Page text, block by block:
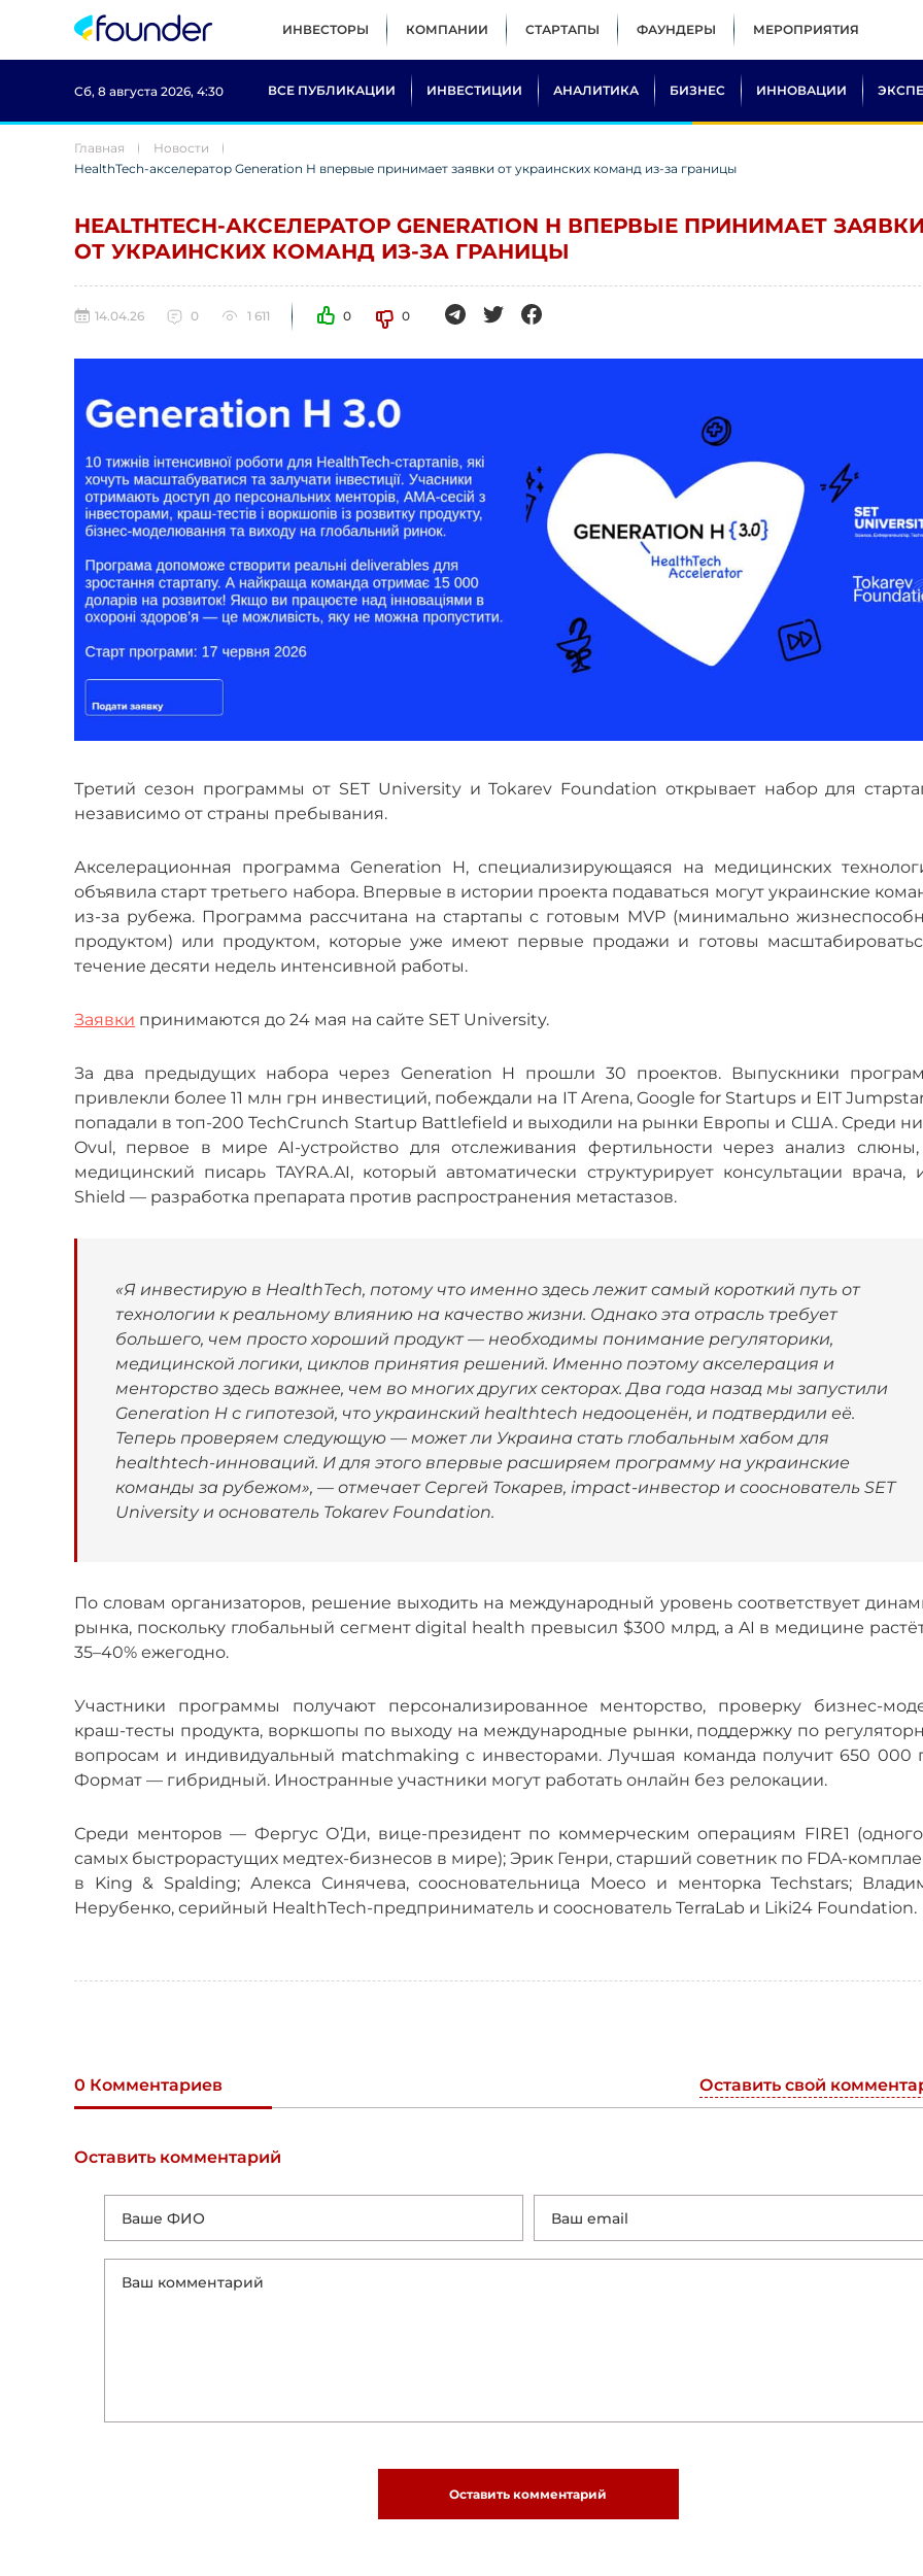
ИНВЕСТОРЫ КОМПАНИИ СТАРТАПЫ ФАУНДЕРЫ МЕРОПРИЯТИЯ
Сб, 8 августа 2026, 4:30 ВСЕ ПУБЛИКАЦИИ ИНВЕСТИЦИИ АНАЛИТИКА БИЗНЕС ИННОВАЦИИ
Главная
Новости
HealthTech-акселератор Generation H впервые принимает заявки от украинских команд из-за границы
HEALTHTECH-АКСЕЛЕРАТОР GENERATION H ВПЕРВЫЕ ПРИНИМАЕТ ЗАЯВКИ
ОТ УКРАИНСКИХ КОМАНД ИЗ-ЗА ГРАНИЦЫ
14.04.26 0 1 611 0 0
Третий сезон программы от SET University и Tokarev Foundation открывает набор для
независимо от страны пребывания.
Акселерационная программа Generation H, специализирующаяся на медицинских
объявила старт третьего набора. Впервые в истории проекта подаваться могут украинские
из-за рубежа. Программа рассчитана на стартапы с готовым MVP (минимально
продуктом) или продуктом, которые уже имеют первые продажи и готовы
течение десяти недель интенсивной работы.
Заявки принимаются до 24 мая на сайте SET University.
За два предыдущих набора через Generation H прошли 30 проектов. Выпускники
привлекли более 11 млн грн инвестиций, побеждали на IT Arena, Google for Startups и EIT
попадали в топ-200 TechCrunch Startup Battlefield и выходили на рынки Европы и США. Среди
Ovul, первое в мире AI-устройство для отслеживания фертильности через анализ
медицинский писарь TAYRA.AI, который автоматически структурирует консультации врача,
Shield — разработка препарата против распространения метастазов.
«Я инвестирую в HealthTech, потому что именно здесь лежит самый короткий путь от
технологии к реальному влиянию на качество жизни. Однако эта отрасль требует
большего, чем просто хороший продукт — необходимы понимание регуляторики,
медицинской логики, циклов принятия решений. Именно поэтому акселерация и
менторство здесь важнее, чем во многих других секторах. Два года назад мы запустили
Generation H с гипотезой, что украинский healthtech недооценён, и подтвердили её.
Теперь проверяем следующую — может ли Украина стать глобальным хабом для
healthtech-инноваций. И для этого впервые расширяем программу на украинские
команды за рубежом», — отмечает Сергей Токарев, impact-инвестор и сооснователь SET
University и основатель Tokarev Foundation.
По словам организаторов, решение выходить на международный уровень соответствует
рынка, поскольку глобальный сегмент digital health превысил $300 млрд, а AI в медицине
35–40% ежегодно.
Участники программы получают персонализированное менторство, проверку бизнес-
краш-тесты продукта, воркшопы по выходу на международные рынки, поддержку по
вопросам и индивидуальный matchmaking с инвесторами. Лучшая команда получит 650 000
Формат — гибридный. Иностранные участники могут работать онлайн без релокации.
Среди менторов — Фергус О’Ди, вице-президент по коммерческим операциям FIRE1
самых быстрорастущих медтех-бизнесов в мире); Эрик Генри, старший советник по FDA-
в King & Spalding; Алекса Синячева, соосновательница Moeco и менторка Techstars;
Нерубенко, серийный HealthTech-предприниматель и сооснователь TerraLab и Liki24 Foundation.
0 Комментариев Оставить свой
Оставить комментарий
Оставить комментарий